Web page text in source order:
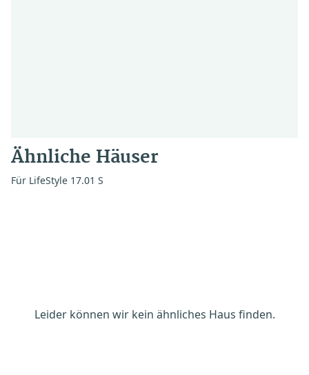
Ähnliche Häuser
Für LifeStyle 17.01 S
Leider können wir kein ähnliches Haus finden.